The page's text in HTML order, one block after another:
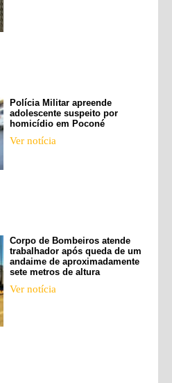
Polícia Militar apreende
adolescente suspeito por
homicídio em Poconé
Ver notícia
Corpo de Bombeiros atende
trabalhador após queda de um
andaime de aproximadamente
sete metros de altura
Ver notícia